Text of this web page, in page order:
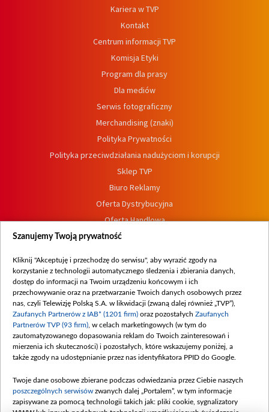
Kariera w TVP
Kontakt
Centrum informacji TVP
Komisja Etyki
Program dla prasy
Dla mediów
Serwis fotograficzny
Merchandising (znaki)
Polityka Prywatności
Polityka przeciwdziałania nadużyciom i korupcji
Sklep TVP
Biuro Reklamy
Oferta Dystrybucyjna
Oferta Handlowa
Dostępność
Procedura zgłoszeń wewnętrznych
Szanujemy Twoją prywatność
Kliknij "Akceptuję i przechodzę do serwisu", aby wyrazić zgody na
korzystanie z technologii automatycznego śledzenia i zbierania danych,
dostęp do informacji na Twoim urządzeniu końcowym i ich
przechowywanie oraz na przetwarzanie Twoich danych osobowych przez
nas, czyli Telewizję Polską S.A. w likwidacji (zwaną dalej również „TVP”),
Zaufanych Partnerów z IAB* (1201 firm) oraz pozostałych Zaufanych
Partnerów TVP (93 firm) , w celach marketingowych (w tym do
zautomatyzowanego dopasowania reklam do Twoich zainteresowań i
mierzenia ich skuteczności) i pozostałych, które wskazujemy poniżej, a
także zgody na udostępnianie przez nas identyfikatora PPID do Google.
Twoje dane osobowe zbierane podczas odwiedzania przez Ciebie naszych
poszczególnych serwisów zwanych dalej „Portalem”, w tym informacje
zapisywane za pomocą technologii takich jak: pliki cookie, sygnalizatory